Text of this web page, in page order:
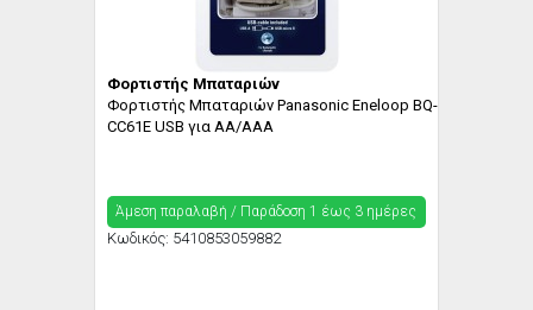
Φορτιστής Μπαταριών
Φορτιστής Μπαταριών Panasonic Eneloop BQ-
CC61E USB για AA/AAA
Άμεση παραλαβή / Παράδoση 1 έως 3 ημέρες
Κωδικός: 5410853059882